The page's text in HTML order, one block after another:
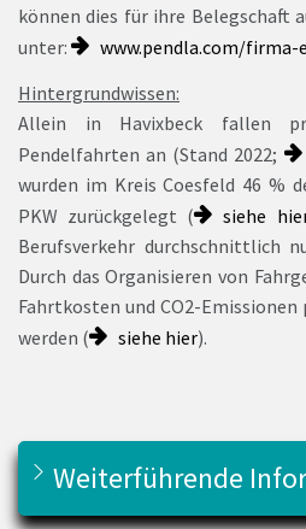
können dies für ihre Belegschaft
unter:
www.pendla.com/
Hintergrundwissen:
Allein in Havixbeck fallen
Pendelfahrten an (Stand 2022;
wurden im Kreis Coesfeld 46 %
PKW zurückgelegt (
siehe
Berufsverkehr durchschnittlich
Durch das Organisieren von
Fahrtkosten und CO2-
werden (
siehe hier).
Weiterführende